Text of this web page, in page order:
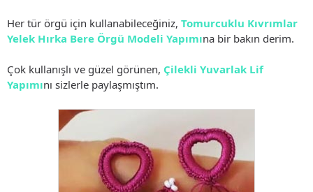
Her tür örgü için kullanabileceğiniz, Tomurcuklu Kıvrımlar
Yelek Hırka Bere Örgü Modeli Yapımına bir bakın derim.
Çok kullanışlı ve güzel görünen, Çilekli Yuvarlak Lif
Yapımını sizlerle paylaşmıştım.